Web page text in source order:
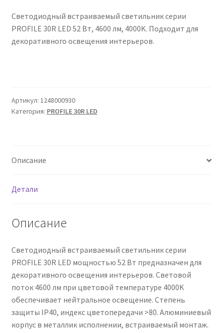
Таблица выбора вводного щитка
Светодиодный встраиваемый светильник серии
PROFILE 30R LED 52 Вт, 4600 лм, 4000K. Подходит для
декоративного освещения интерьеров.
Артикул: 1248000930
Категория: PROFILE 30R LED
Описание
Детали
Описание
Светодиодный встраиваемый светильник серии
PROFILE 30R LED мощностью 52 Вт предназначен для
декоративного освещения интерьеров. Световой
поток 4600 лм при цветовой температуре 4000K
обеспечивает нейтральное освещение. Степень
защиты IP40, индекс цветопередачи >80. Алюминиевый
корпус в металлик исполнении, встраиваемый монтаж.